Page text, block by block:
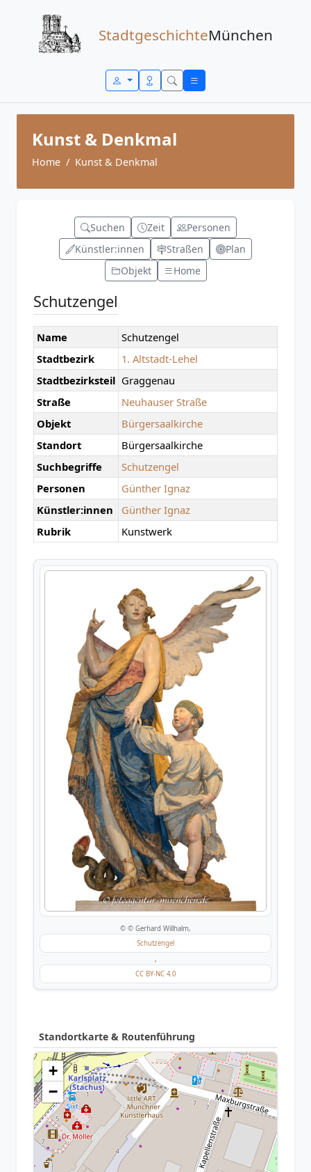
StadtgeschichteMünchen
Kunst & Denkmal
Home Kunst & Denkmal
Suchen Zeit
Personen
Künstler:innen
Straßen
Plan
Objekt
Home
Schutzengel
Name
Schutzengel
Stadtbezirk
1. Altstadt-Lehel
Stadtbezirksteil Graggenau
Straße
Neuhauser Straße
Objekt
Bürgersaalkirche
Standort
Bürgersaalkirche
Suchbegriffe
Schutzengel
Personen
Günther Ignaz
Künstler:innen
Günther Ignaz
Rubrik
Kunstwerk
© © Gerhard Willhalm,
Schutzengel
,
CC BY-NC 4.0
Standortkarte & Routenführung
+
−